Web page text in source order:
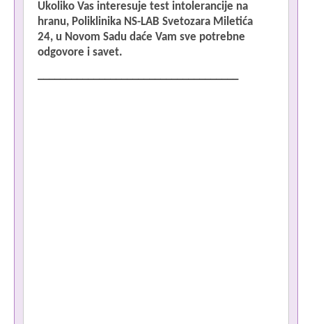
Ukoliko Vas interesuje test intolerancije na
hranu, Poliklinika NS-LAB Svetozara Miletića
24, u Novom Sadu daće Vam sve potrebne
odgovore i savet.